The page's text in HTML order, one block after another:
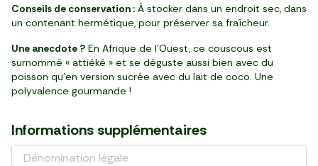
Conseils de conservation : À stocker dans un endroit sec, dans
un contenant hermétique, pour préserver sa fraîcheur.
Une anecdote ? En Afrique de l’Ouest, ce couscous est
surnommé « attiéké » et se déguste aussi bien avec du
poisson qu’en version sucrée avec du lait de coco. Une
polyvalence gourmande !
Informations supplémentaires
Dénomination légale